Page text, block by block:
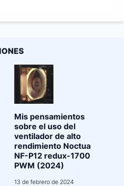
Mis pensamientos
sobre el uso del
ventilador de alto
rendimiento Noctua
NF-P12 redux-1700
PWM (2024)
13 de febrero de 2024